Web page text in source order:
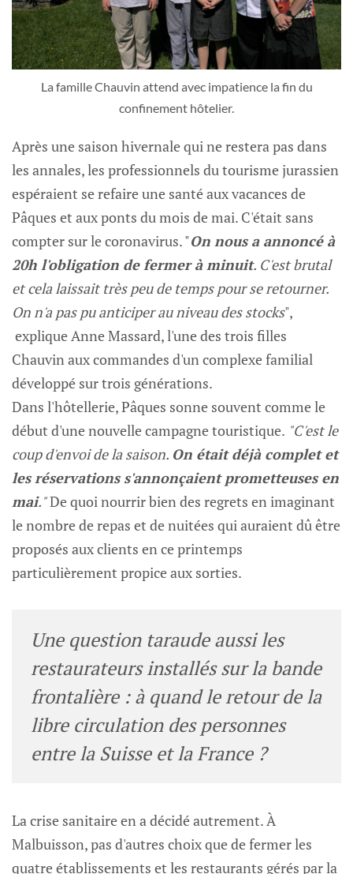
La famille Chauvin attend avec impatience la fin du
confinement hôtelier.
Après une saison hivernale qui ne restera pas dans
les annales, les professionnels du tourisme jurassien
espéraient se refaire une santé aux vacances de
Pâques et aux ponts du mois de mai. C'était sans
compter sur le coronavirus. "On nous a annoncé à
20h l'obligation de fermer à minuit. C'est brutal
et cela laissait très peu de temps pour se retourner.
On n'a pas pu anticiper au niveau des stocks",
explique Anne Massard, l'une des trois filles
Chauvin aux commandes d'un complexe familial
développé sur trois générations.
Dans l'hôtellerie, Pâques sonne souvent comme le
début d'une nouvelle campagne touristique. "C'est le
coup d'envoi de la saison. On était déjà complet et
les réservations s'annonçaient prometteuses en
mai."De quoi nourrir bien des regrets en imaginant
le nombre de repas et de nuitées qui auraient dû être
proposés aux clients en ce printemps
particulièrement propice aux sorties.
Une question taraude aussi les
restaurateurs installés sur la bande
frontalière : à quand le retour de la
libre circulation des personnes
entre la Suisse et la France ?
La crise sanitaire en a décidé autrement. À
Malbuisson, pas d'autres choix que de fermer les
quatre établissements et les restaurants gérés par la